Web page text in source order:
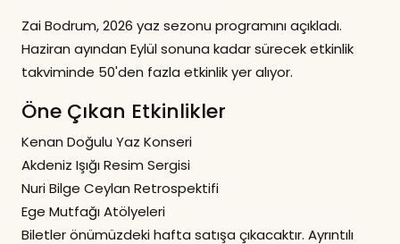
Zai Bodrum, 2026 yaz sezonu programını açıkladı.
Haziran ayından Eylül sonuna kadar sürecek etkinlik
takviminde 50'den fazla etkinlik yer alıyor.
Öne Çıkan Etkinlikler
Kenan Doğulu Yaz Konseri
Akdeniz Işığı Resim Sergisi
Nuri Bilge Ceylan Retrospektifi
Ege Mutfağı Atölyeleri
Biletler önümüzdeki hafta satışa çıkacaktır. Ayrıntılı